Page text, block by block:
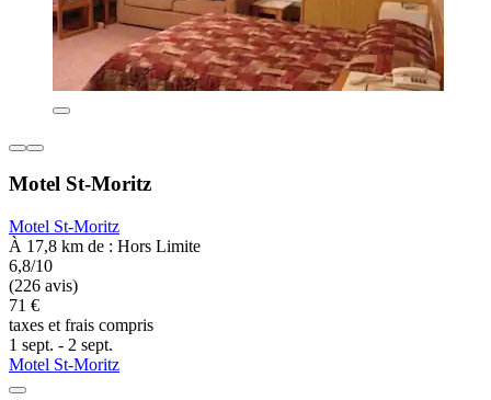
Motel St-Moritz
Motel St-Moritz
À 17,8 km de : Hors Limite
6,8/10
(226 avis)
71 €
taxes et frais compris
1 sept. - 2 sept.
Motel St-Moritz